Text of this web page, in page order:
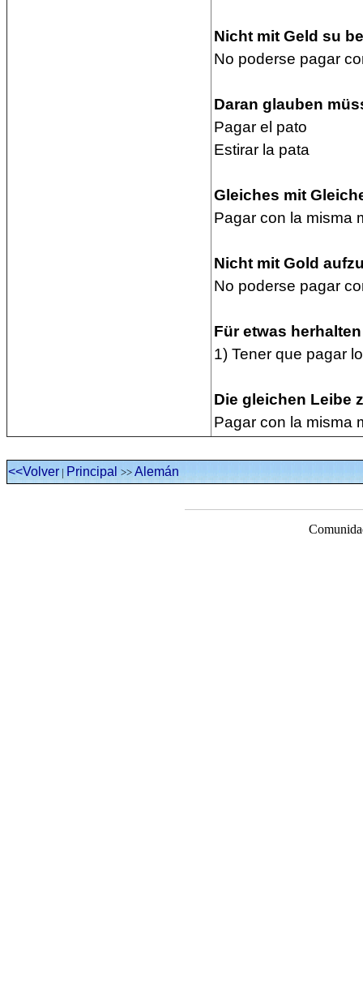
Nicht mit Geld su
No poderse pagar
Daran glauben
Pagar el pato
Estirar la pata
Gleiches mit
Pagar con la misma
Nicht mit Gold
No poderse pagar
Für etwas
1) Tener que pagar
Die gleichen Leibe
Pagar con la misma
<<Volver| Principal >> Alemán